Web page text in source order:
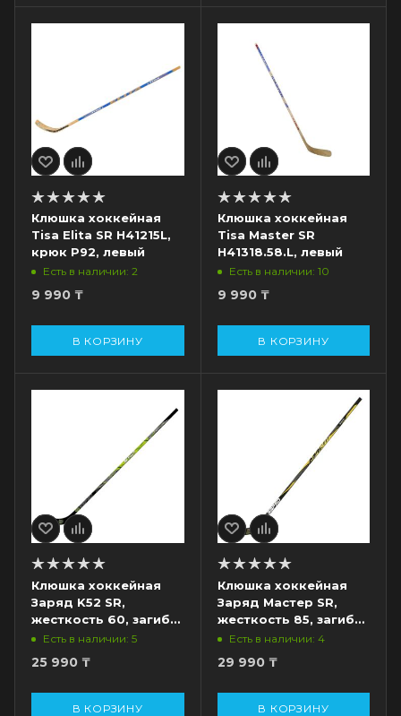
Клюшка хоккейная
Tisa Elita SR H41215L,
крюк P92, левый
Есть в наличии: 2
9 990 ₸
В КОРЗИНУ
Клюшка хоккейная
Tisa Master SR
H41318.58.L, левый
Есть в наличии: 10
9 990₸
В КОРЗИНУ
Клюшка хоккейная
Заряд K52 SR,
жесткость 60, загиб
Z10, левый
Есть в наличии: 5
25 990 ₸
В КОРЗИНУ
Клюшка хоккейная
Заряд Мастер SR,
жесткость 85, загиб
Z10, левый
Есть в наличии: 4
29 990₸
В КОРЗИНУ